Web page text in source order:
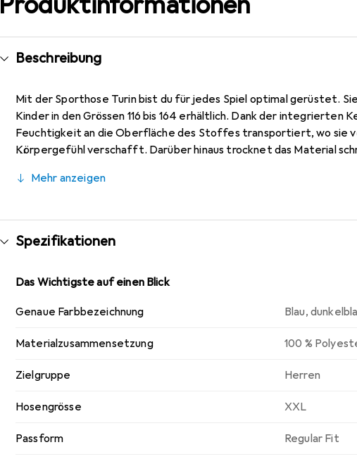
Beschreibung
Mit der Sporthose Turin bist du für jedes Spiel optimal gerüstet.
Kinder in den Grössen 116 bis 164 erhältlich. Dank der integrierten
Feuchtigkeit an die Oberfläche des Stoffes transportiert, wo sie
Körpergefühl verschafft. Darüber hinaus trocknet das Material
Mehr anzeigen
Spezifikationen
Das Wichtigste auf einen Blick
Genaue Farbbezeichnung Blau,
Materialzusammensetzung 100 %
Zielgruppe Herren
Hosengrösse XXL
Passform Regular Fit